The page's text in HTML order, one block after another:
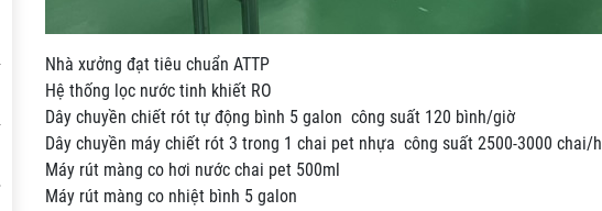
Nhà xưởng đạt tiêu chuẩn ATTP
Hệ thống lọc nước tinh khiết RO
Dây chuyền chiết rót tự động bình 5 galon công suất 120 bình/giờ
Dây chuyền máy chiết rót 3 trong 1 chai pet nhựa công suất 2500-3000 chai/h
Máy rút màng co hơi nước chai pet 500ml
Máy rút màng co nhiệt bình 5 galon